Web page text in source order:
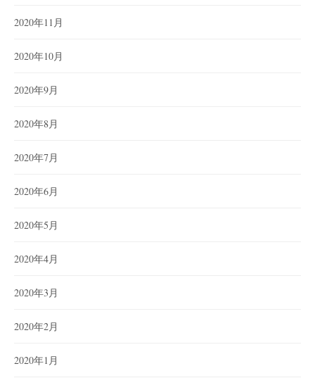
2020年11月
2020年10月
2020年9月
2020年8月
2020年7月
2020年6月
2020年5月
2020年4月
2020年3月
2020年2月
2020年1月